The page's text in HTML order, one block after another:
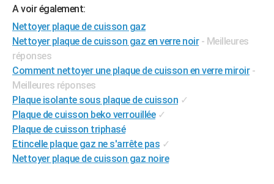
Art de vivre
Bien-être
Loisirs
Mode
Modes de vie
SANTE
Alimentation
Guide de la santé
Maladies
Médicaments
Sommeil
VOYAGE
Destinations
City break
Voyage nature
Voyage de noces
Forum
Climat
+PHOTO
GUIDES D'ACHAT
BONS PLANS
CARTE DE VOEUX
Carte de Noël
Carte Bonne année
Carte Saint-Valentin
Carte Pâques
Carte d'anniversaire
DICTIONNAIRE
A voir également:
Nettoyer plaque de cuisson gaz
Nettoyer plaque de cuisson gaz en verre noir - Meilleures
réponses
Comment nettoyer une plaque de cuisson en verre miroir -
Meilleures réponses
Plaque isolante sous plaque de cuisson ✓
Plaque de cuisson beko verrouillée ✓
Plaque de cuisson triphasé
Etincelle plaque gaz ne s'arrête pas ✓
Nettoyer plaque de cuisson gaz noire